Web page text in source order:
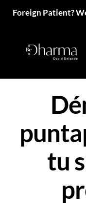
Foreign Patient?
tu